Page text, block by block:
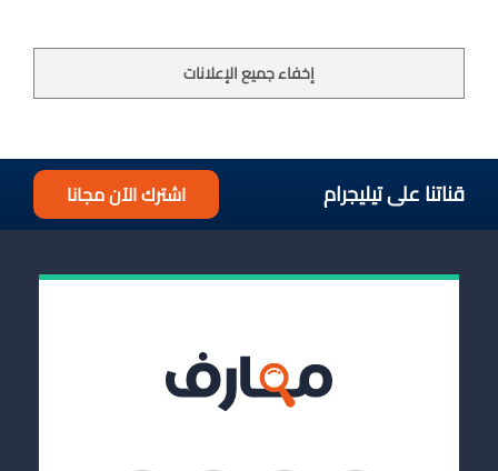
إخفاء جميع الإعلانات
قناتنا على تيليجرام اشترك الآن مجانا